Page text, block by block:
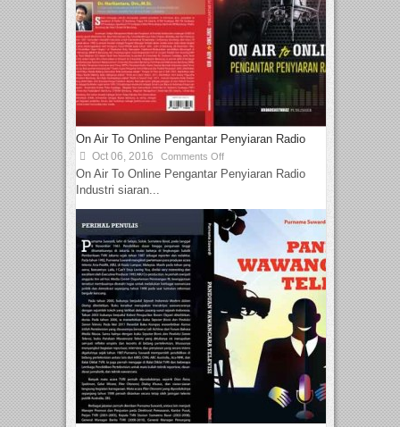
On Air To Online Pengantar Penyiaran Radio
Oct 06, 2016 Comments Off
On Air To Online Pengantar Penyiaran Radio
Industri siaran...